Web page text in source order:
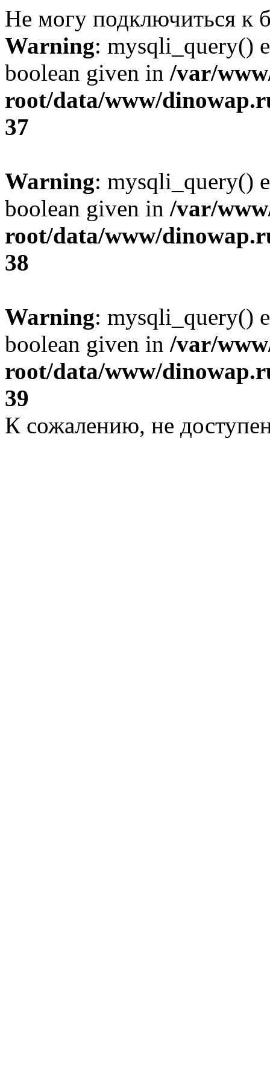
Не могу подключиться к
Warning: mysqli_query()
boolean given in /var/
root/data/www/
37
Warning: mysqli_query()
boolean given in /var/
root/data/www/
38
Warning: mysqli_query()
boolean given in /var/
root/data/www/
39
К сожалению, не